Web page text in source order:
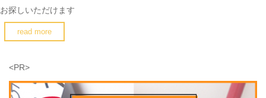
お探しいただけます
read more
<PR>